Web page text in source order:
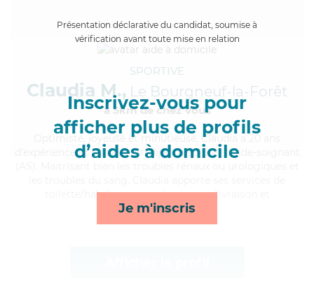
Présentation déclarative du candidat, soumise à
vérification avant toute mise en relation
Inscrivez-vous pour
afficher plus de profils
d’aides à domicile
Je m'inscris
SPORTIVE
Claudia M., Le Bourgneuf-la-Forêt
à 5km de chez Vous
, joyeuse et minutieuse, Claudia a 20 ans
d'expérience et possède un diplôme d'Etat d'aide-soignant
toilette/habillage, rappels, courses/livraison et
lessive/repassage*